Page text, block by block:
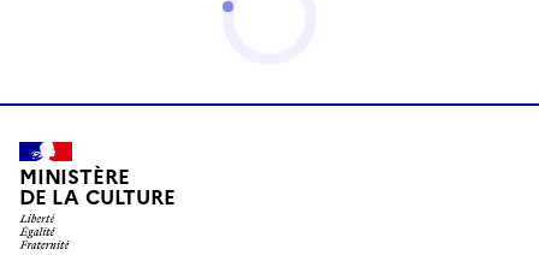
MINISTÈRE
DE LA CULTURE